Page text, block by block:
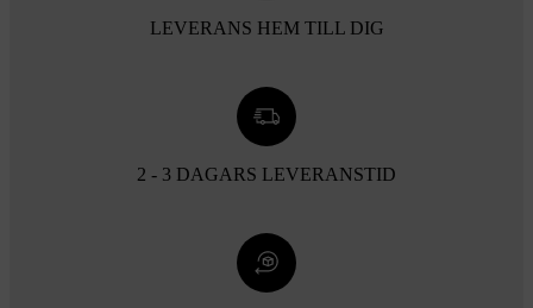
LEVERANS HEM TILL DIG
2 - 3 DAGARS LEVERANSTID